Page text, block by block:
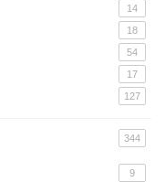
14
18
54
17
127
344
9